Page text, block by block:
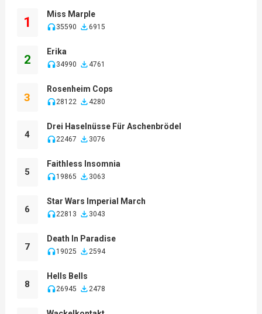
1
Miss Marple
35590 6915
2
Erika
34990 4761
3
Rosenheim Cops
28122 4280
4
Drei Haselnüsse Für Aschenbrödel
22467 3076
5
Faithless Insomnia
19865 3063
6
Star Wars Imperial March
22813 3043
7
Death In Paradise
19025 2594
8
Hells Bells
26945 2478